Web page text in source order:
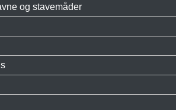
og stavemåder